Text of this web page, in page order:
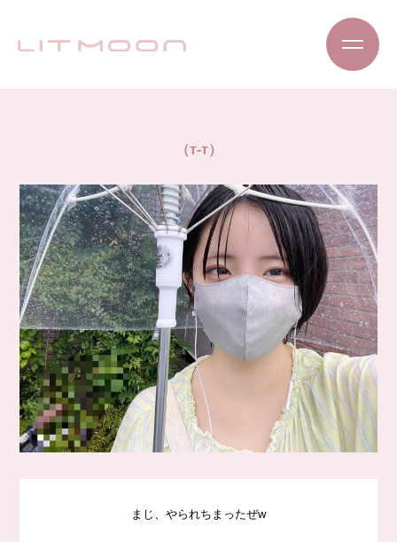
（т-т）
まじ、やられちまったぜw